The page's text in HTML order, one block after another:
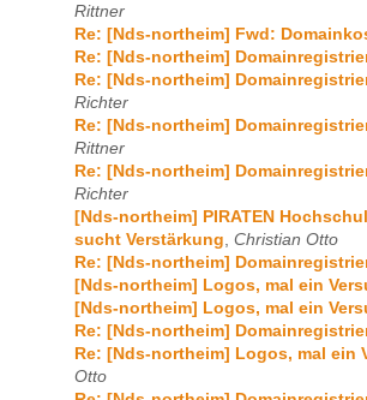
Rittner
Re: [Nds-northeim] Fwd:
Re: [Nds-northeim]
Re: [Nds-northeim]
Richter
Re: [Nds-northeim]
Rittner
Re: [Nds-northeim]
Richter
[Nds-northeim] PIRATEN
sucht Verstärkung, Christian Otto
Re: [Nds-northeim]
[Nds-northeim] Logos, mal ein
[Nds-northeim] Logos, mal ein
Re: [Nds-northeim]
Re: [Nds-northeim] Logos, mal ein
Otto